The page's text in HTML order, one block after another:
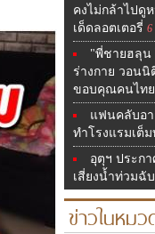
คงไม่กล้าไปดู
เด็ดลอตเตอรี่ 6
"พี่ชายฮลุน
ร่างกาย วอนนิ
ขอบคุณคนไทย
แฟนคลับอ
ทำโรงแรมเต็ม
อุตุฯ ประก
เสี่ยงน้ำท่วมฉั
ข่าวในหม